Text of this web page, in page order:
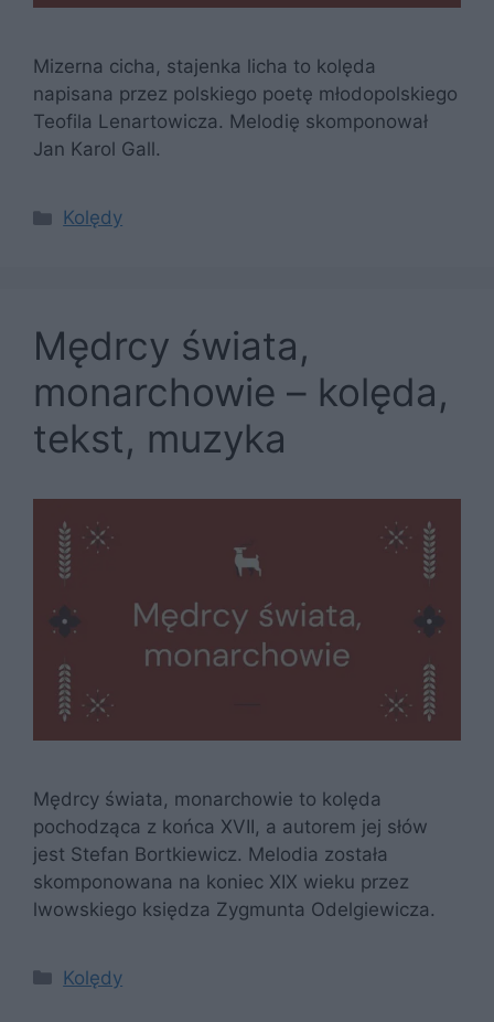
Mizerna cicha, stajenka licha to kolęda
napisana przez polskiego poetę młodopolskiego
Teofila Lenartowicza. Melodię skomponował
Jan Karol Gall.
Kategorie
Kolędy
Mędrcy świata,
monarchowie – kolęda,
tekst, muzyka
Mędrcy świata, monarchowie to kolęda
pochodząca z końca XVII, a autorem jej słów
jest Stefan Bortkiewicz. Melodia została
skomponowana na koniec XIX wieku przez
lwowskiego księdza Zygmunta Odelgiewicza.
Kategorie
Kolędy